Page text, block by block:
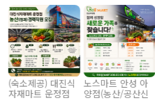
(숙소제공) 대진식
자재마트 운정점
노스마트 안성 아
양점(농산/공산신